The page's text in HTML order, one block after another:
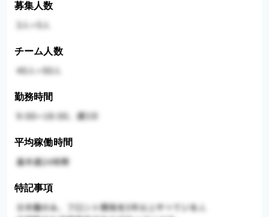
募集人数
チーム人数
勤務時間
平均稼働時間
特記事項